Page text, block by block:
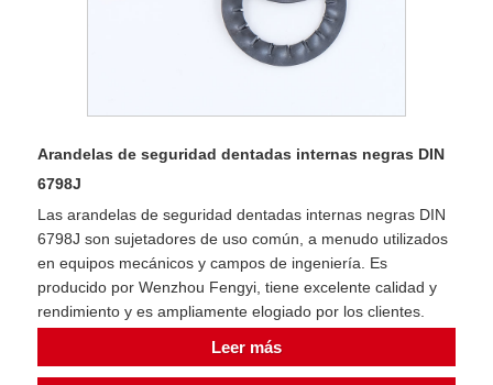
Arandelas de seguridad dentadas internas negras DIN
6798J
Las arandelas de seguridad dentadas internas negras DIN
6798J son sujetadores de uso común, a menudo utilizados
en equipos mecánicos y campos de ingeniería. Es
producido por Wenzhou Fengyi, tiene excelente calidad y
rendimiento y es ampliamente elogiado por los clientes.
Leer más